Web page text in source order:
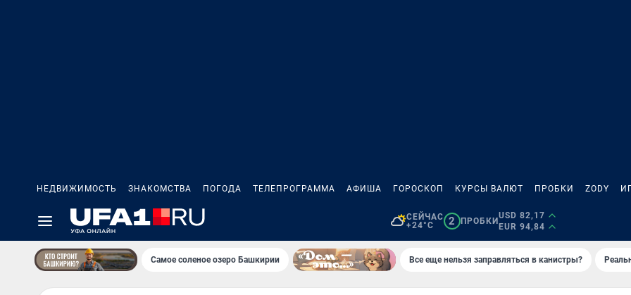
НЕДВИЖИМОСТЬ ЗНАКОМСТВА ПОГОДА ТЕЛЕПРОГРАММА АФИША ГОРОСКОП КУРСЫ ВАЛЮТ ПРОБКИ ZODY
СЕЙЧАС
+24°C
2 ПРОБКИ
USD 82,17
EUR 94,84
Самое соленое озеро Башкирии Все еще нельзя заправляться в канистры?